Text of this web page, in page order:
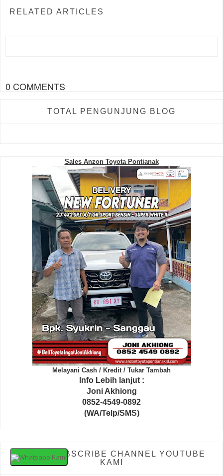
RELATED ARTICLES
0 COMMENTS
TOTAL PENGUNJUNG BLOG
Sales Anzon Toyota Pontianak
Melayani Cash / Kredit / Tukar Tambah
Info Lebih lanjut :
Joni Akhiong
0852-4549-0892
(WA/Telp/SMS)
LIKE & SUBSCRIBE CHANNEL YOUTUBE
KAMI
Whatsapp Kami